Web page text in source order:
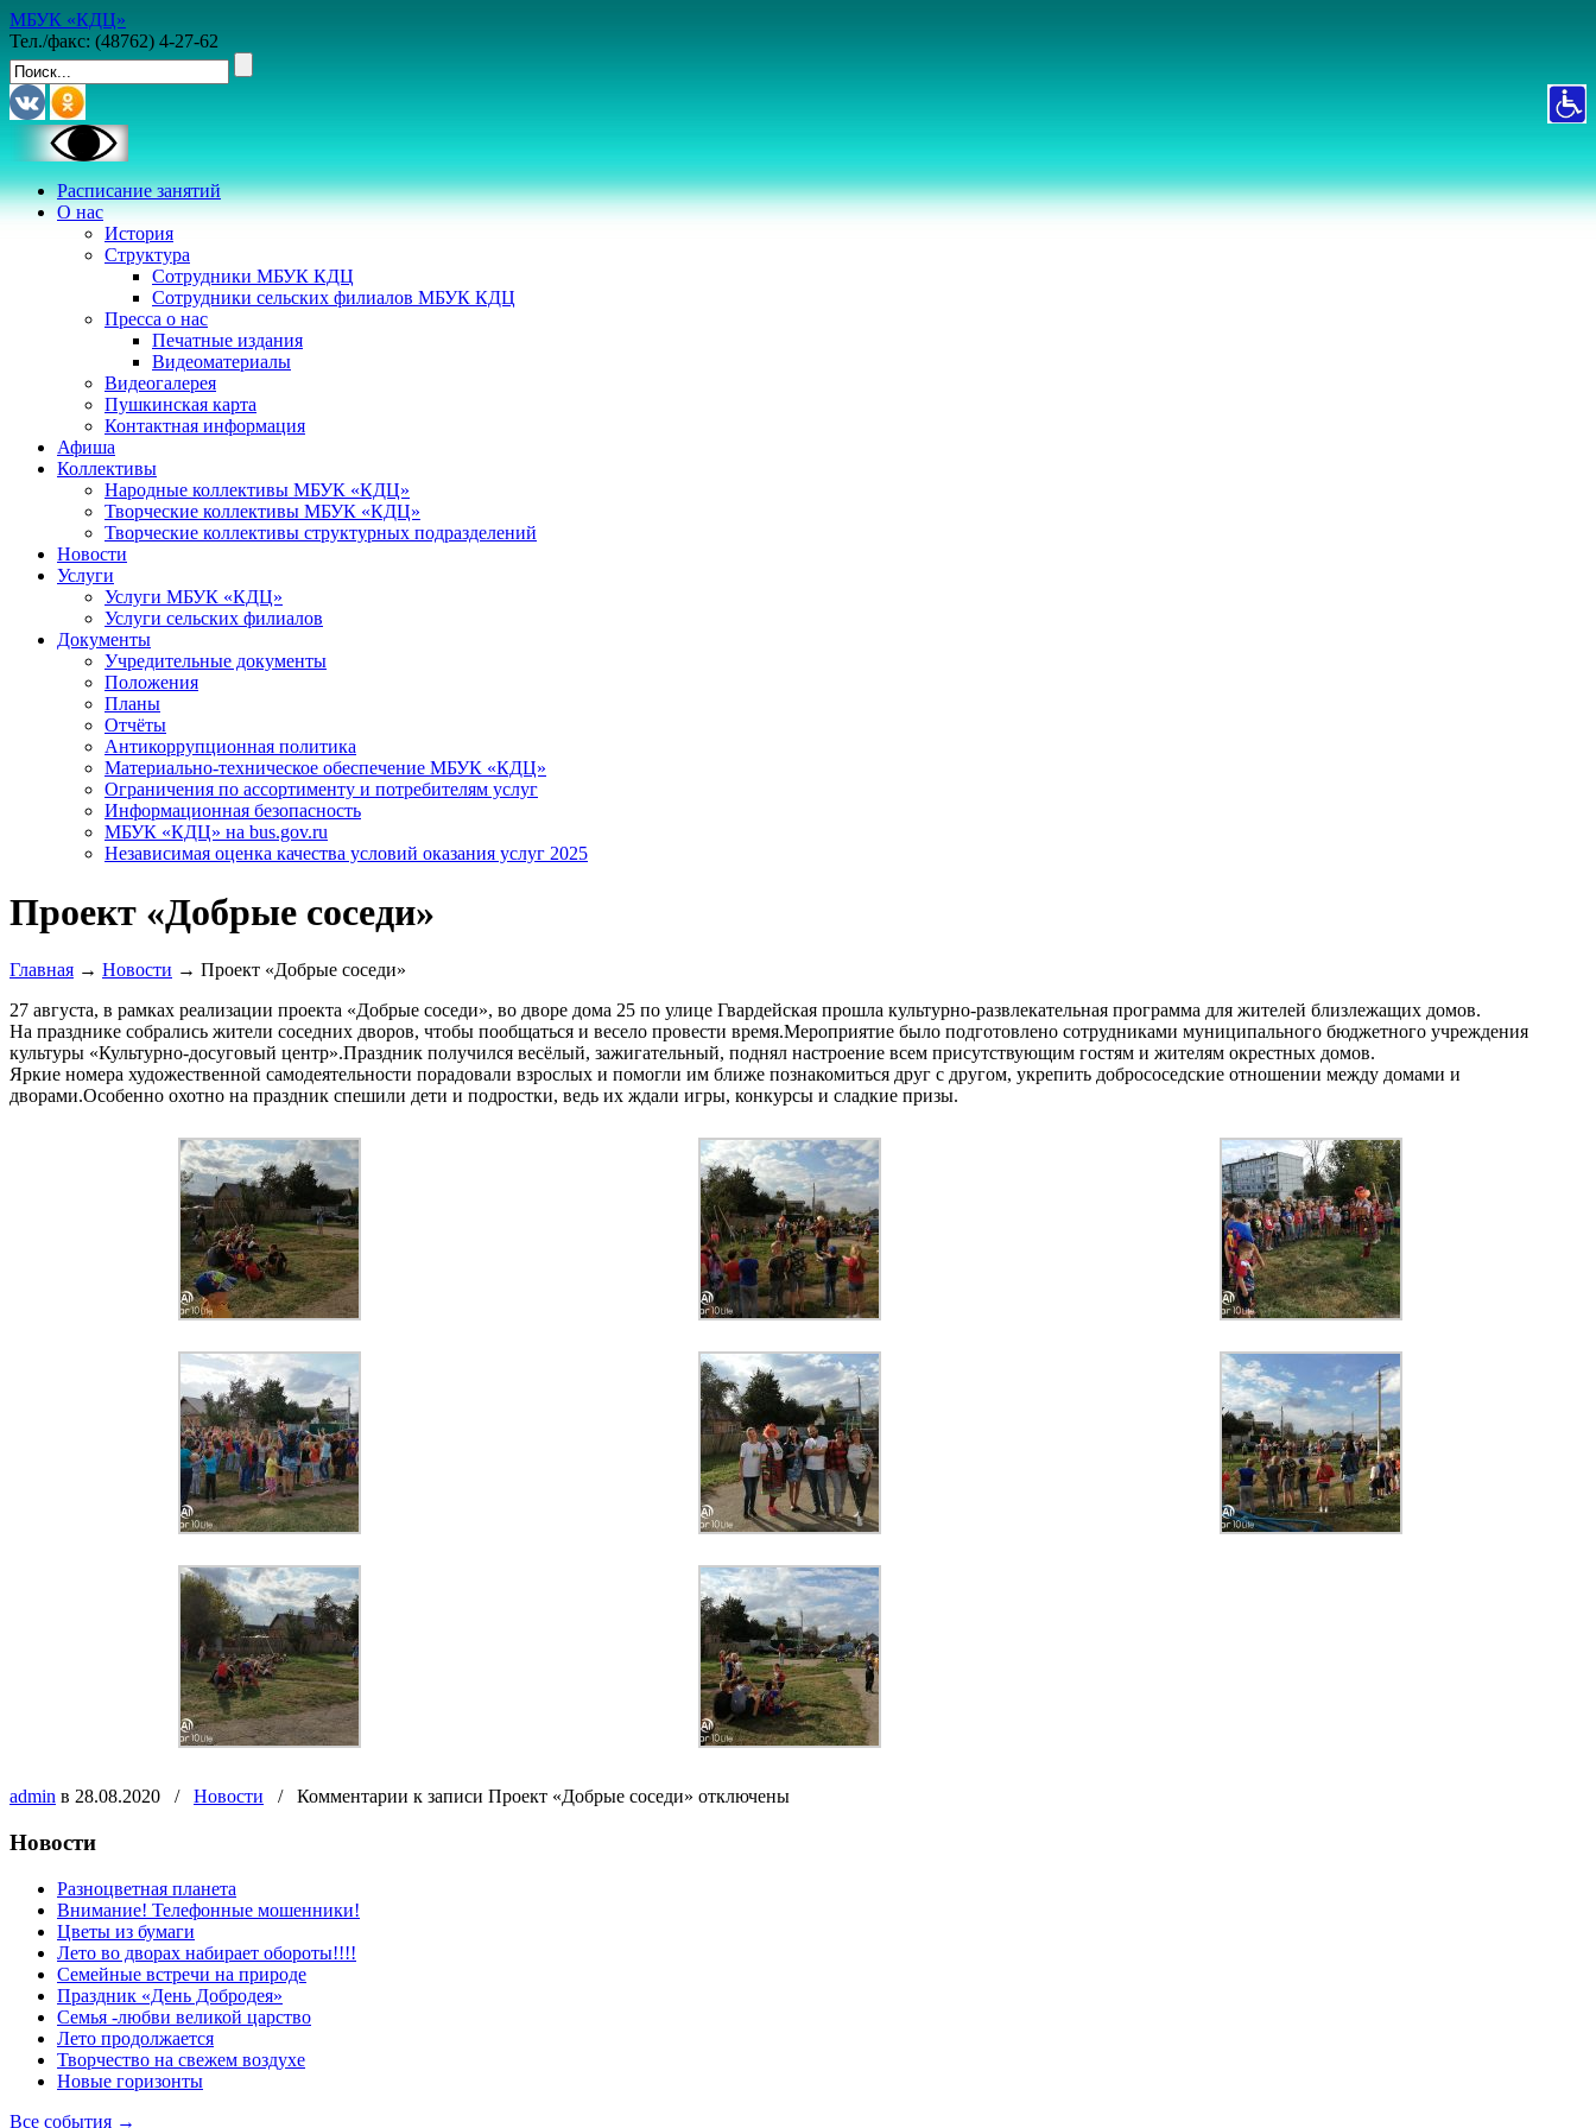
МБУК «КДЦ»
Тел./факс: (48762) 4-27-62
Расписание занятий
О нас
История
Структура
Сотрудники МБУК КДЦ
Сотрудники сельских филиалов МБУК КДЦ
Пресса о нас
Печатные издания
Видеоматериалы
Видеогалерея
Пушкинская карта
Контактная информация
Афиша
Коллективы
Народные коллективы МБУК «КДЦ»
Творческие коллективы МБУК «КДЦ»
Творческие коллективы структурных подразделений
Новости
Услуги
Услуги МБУК «КДЦ»
Услуги сельских филиалов
Документы
Учредительные документы
Положения
Планы
Отчёты
Антикоррупционная политика
Материально-техническое обеспечение МБУК «КДЦ»
Ограничения по ассортименту и потребителям услуг
Информационная безопасность
МБУК «КДЦ» на bus.gov.ru
Независимая оценка качества условий оказания услуг 2025
Проект «Добрые соседи»
Главная → Новости → Проект «Добрые соседи»
27 августа, в рамках реализации проекта «Добрые соседи», во дворе дома 25 по улице Гвардейская прошла культурно-развлекательная программа для жителей близлежащих домов.
На празднике собрались жители соседних дворов, чтобы пообщаться и весело провести время.Мероприятие было подготовлено сотрудниками муниципального бюджетного учреждения
культуры «Культурно-досуговый центр».Праздник получился весёлый, зажигательный, поднял настроение всем присутствующим гостям и жителям окрестных домов.
Яркие номера художественной самодеятельности порадовали взрослых и помогли им ближе познакомиться друг с другом, укрепить добрососедские отношении между домами и
дворами.Особенно охотно на праздник спешили дети и подростки, ведь их ждали игры, конкурсы и сладкие призы.
admin в 28.08.2020 / Новости / Комментарии к записи Проект «Добрые соседи» отключены
Новости
Разноцветная планета
Внимание! Телефонные мошенники!
Цветы из бумаги
Лето во дворах набирает обороты!!!!
Семейные встречи на природе
Праздник «День Добродея»
Семья -любви великой царство
Лето продолжается
Творчество на свежем воздухе
Новые горизонты
Все события →